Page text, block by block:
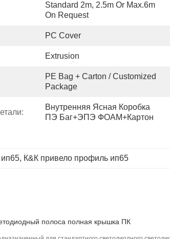
Standard 2m, 2.5m Or Max.6m
On Request
PC Cover
Extrusion
PE Bag + Carton / Customized
Package
Внутренняя Ясная Коробка
ПЭ Баг+ЭПЭ ФОАМ+Картон
, К&К привело профиль ип65
полоса полная крышка ПК